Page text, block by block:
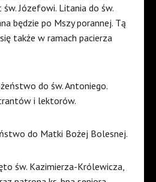
św. Józefowi. Litania do św.
będzie po Mszy porannej. Tą
także w ramach pacierza
do św. Antoniego.
i lektorów.
do Matki Bożej Bolesnej.
św. Kazimierza-Królewicza,